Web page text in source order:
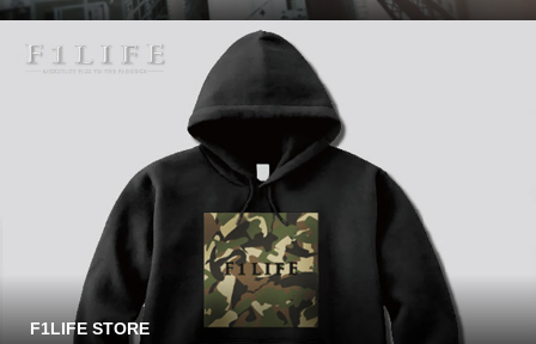
F1LIFE STORE